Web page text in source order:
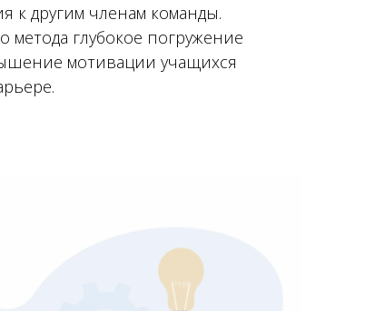
к другим членам команды.
метода глубокое погружение
мотивации учащихся